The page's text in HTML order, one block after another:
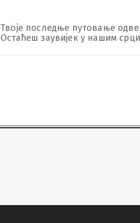
Твоје последње путовање
Остаћеш заувијек у нашим